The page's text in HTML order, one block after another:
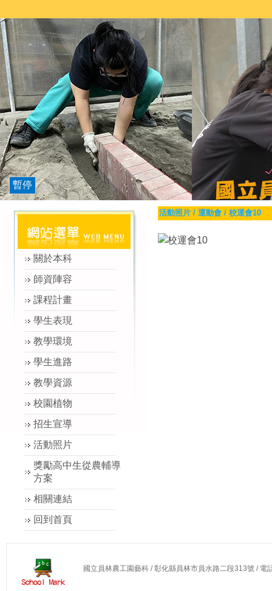
暫停
關於本科
師資陣容
課程計畫
學生表現
教學環境
學生進路
教學資源
校園植物
招生宣導
活動照片
獎勵高中生從農輔導
方案
相關連結
回到首頁
活動照片 / 運動會 / 校運會10
國立員林農工園藝科 / 彰化縣員林市員水路二段313號 /